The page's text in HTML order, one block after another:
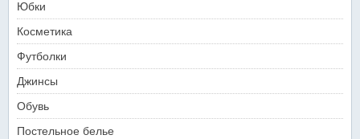
Юбки
Косметика
Футболки
Джинсы
Обувь
Постельное белье